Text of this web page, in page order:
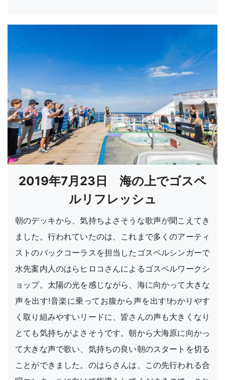
2019年7月23日 海の上でゴスペ
ルリフレッシュ
朝のデッキから、気持ちよさそうな歌声が聞こえてき
ました。行われていたのは、これまで多くのアーティ
ストのバックコーラスを担当したゴスペルシンガーで
水先案内人のはらヒロコさんによるゴスペルワークシ
ョップ。太陽の光を感じながら、海に向かって大きな
声を出す!音楽に乗ってお腹から声を出す!わかりやす
く取り組みやすいリードに、皆さんの声も大きくなり
とても気持ちがよさそうです。朝から大海原に向かっ
て大きな声で歌い、気持ちの良い朝のスタートを切る
ことができました。のはらさんは、この先行われる合